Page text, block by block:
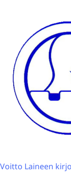
Voitto Laineen